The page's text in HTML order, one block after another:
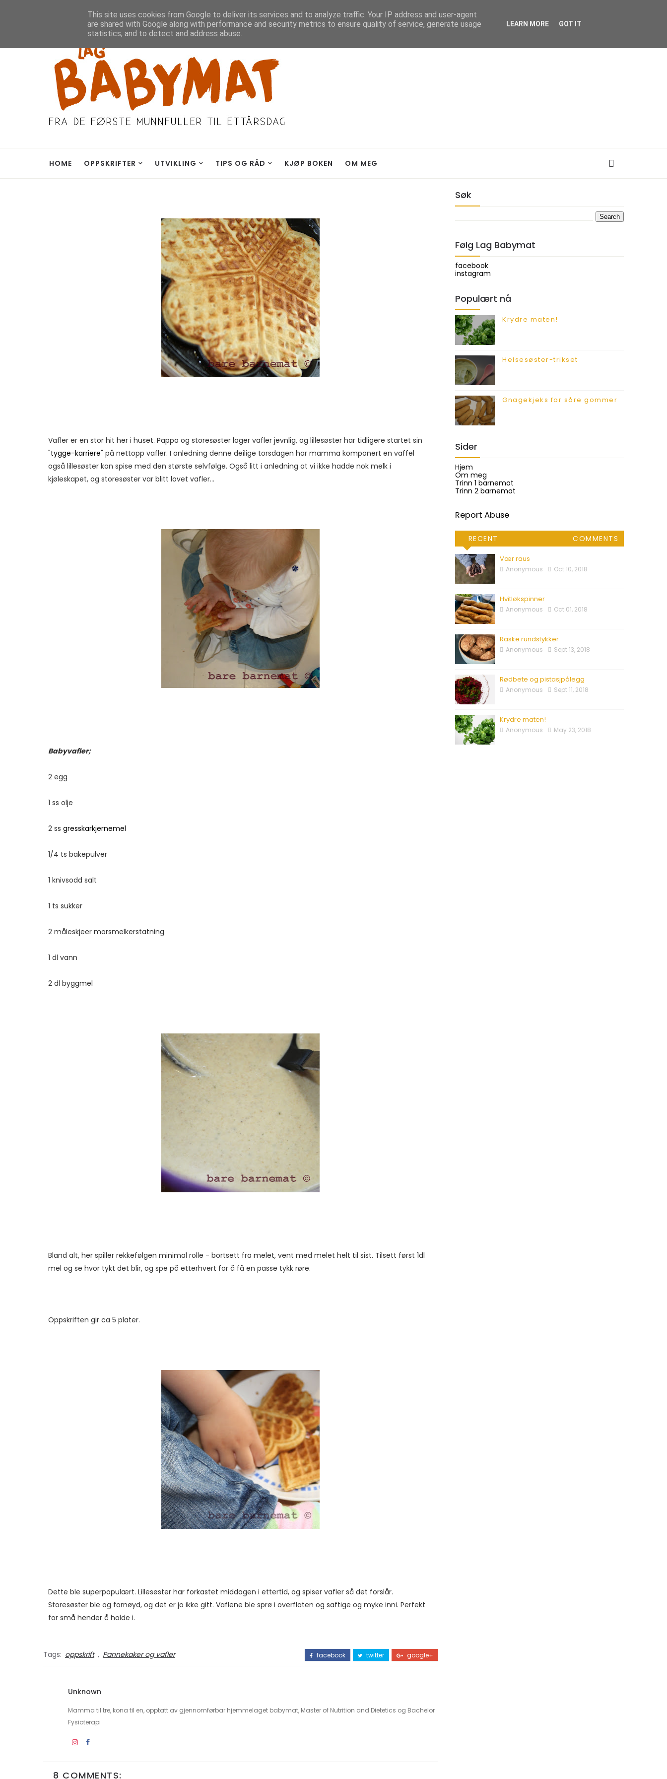
Om Meg Kontakt
HOME OPPSKRIFTER UTVIKLING TIPS OG RÅD KJØP BOKEN OM MEG
Vafler er en stor hit her i huset. Pappa og storesøster lager vafler jevnlig, og lillesøster har tidligere startet sin
"tygge-karriere" på nettopp vafler. I anledning denne deilige torsdagen har mamma komponert en vaffel
også lillesøster kan spise med den største selvfølge. Også litt i anledning at vi ikke hadde nok melk i
kjøleskapet, og storesøster var blitt lovet vafler...
Babyvafler;
2 egg
1 ss olje
2 ss gresskarkjernemel
1/4 ts bakepulver
1 knivsodd salt
1 ts sukker
2 måleskjeer morsmelkerstatning
1 dl vann
2 dl byggmel
Bland alt, her spiller rekkefølgen minimal rolle - bortsett fra melet, vent med melet helt til sist. Tilsett først 1dl
mel og se hvor tykt det blir, og spe på etterhvert for å få en passe tykk røre.
Oppskriften gir ca 5 plater.
Dette ble superpopulært. Lillesøster har forkastet middagen i ettertid, og spiser vafler så det forslår.
Storesøster ble og fornøyd, og det er jo ikke gitt. Vaflene ble sprø i overflaten og saftige og myke inni. Perfekt
for små hender å holde i.
Tags: oppskrift , Pannekaker og vafler facebook twitter google+
Unknown
Mamma til tre, kona til en, opptatt av gjennomførbar hjemmelaget babymat, Master of Nutrition and Dietetics og Bachelor
Fysioterapi
8 COMMENTS:
Søk
Følg Lag Babymat
facebook
instagram
Populært nå
Krydre maten!
Helsesøster-trikset
Gnagekjeks for såre gommer
Sider
Hjem
Om meg
Trinn 1 barnemat
Trinn 2 barnemat
Report Abuse
RECENT COMMENTS
Vær raus
Anonymous Oct 10, 2018
Hvitløkspinner
Anonymous Oct 01, 2018
Raske rundstykker
Anonymous Sept 13, 2018
Rødbete og pistasjpålegg
Anonymous Sept 11, 2018
Krydre maten!
Anonymous May 23, 2018
This site uses cookies from Google to deliver its services and to analyze traffic. Your IP address and user-agent
are shared with Google along with performance and security metrics to ensure quality of service, generate usage
statistics, and to detect and address abuse.
LEARN MORE GOT IT